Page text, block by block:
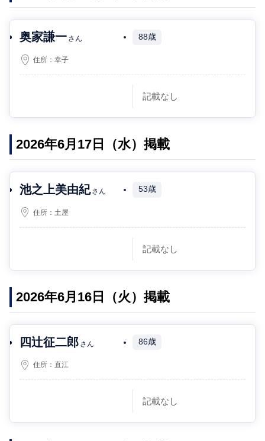
奥家謙一 さん 88歳
住所：幸子
記載なし
2026年6月17日（水）掲載
池之上美由紀 さん 53歳
住所： 土屋
記載なし
2026年6月16日（火）掲載
四辻征二郎 さん 86歳
住所：直江
記載なし